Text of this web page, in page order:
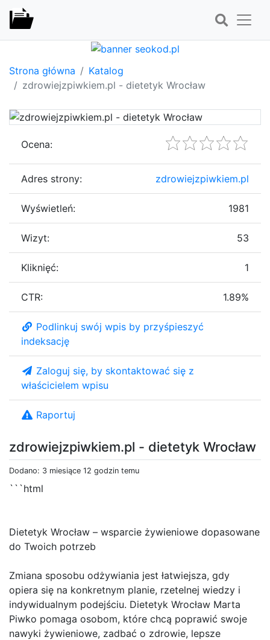
Strona główna
Katalog
zdrowiejzpiwkiem.pl - dietetyk Wrocław
zdrowiejzpiwkiem.pl - dietetyk Wrocław
Dodano: 3 miesiące 12 godzin temu
```html
Dietetyk Wrocław – wsparcie żywieniowe dopasowane
do Twoich potrzeb
Zmiana sposobu odżywiania jest łatwiejsza, gdy
opiera się na konkretnym planie, rzetelnej wiedzy i
indywidualnym podejściu. Dietetyk Wrocław Marta
Piwko pomaga osobom, które chcą poprawić swoje
nawyki żywieniowe, zadbać o zdrowie, lepsze
Ocena:
Adres strony: zdrowiejzpiwkiem.pl
Wyświetleń: 1981
Wizyt: 53
Kliknięć: 1
CTR: 1.89%
Podlinkuj swój wpis by przyśpieszyć
indeksację
Zaloguj się, by skontaktować się z
właścicielem wpisu
Raportuj